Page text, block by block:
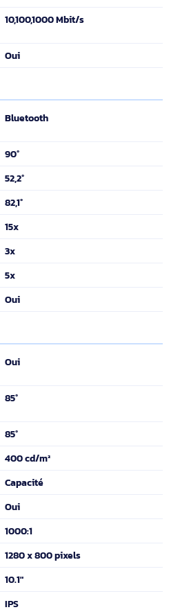
10,100,1000 Mbit/s
Oui
Bluetooth
90°
52,2°
82,1°
15x
3x
5x
Oui
Oui
85°
85°
400 cd/m²
Capacité
Oui
1000:1
1280 x 800 pixels
10.1"
IPS